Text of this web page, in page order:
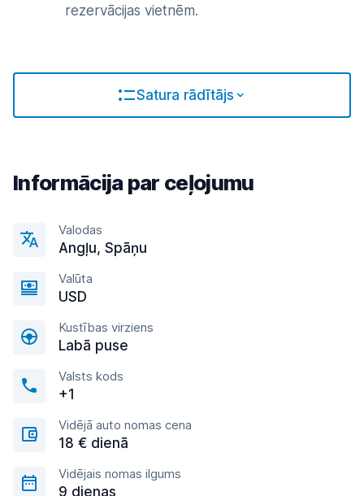
rezervācijas vietnēm.
Satura rādītājs
Informācija par ceļojumu
Valodas
Angļu, Spāņu
Valūta
USD
Kustības virziens
Labā puse
Valsts kods
+1
Vidējā auto nomas cena
18 € dienā
Vidējais nomas ilgums
9 dienas